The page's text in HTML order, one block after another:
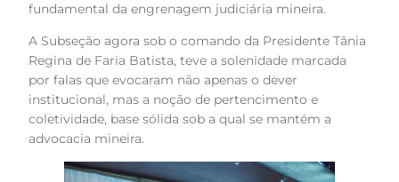
fundamental da engrenagem judiciária mineira.
A Subseção agora sob o comando da Presidente Tânia
Regina de Faria Batista, teve a solenidade marcada
por falas que evocaram não apenas o dever
institucional, mas a noção de pertencimento e
coletividade, base sólida sob a qual se mantém a
advocacia mineira.